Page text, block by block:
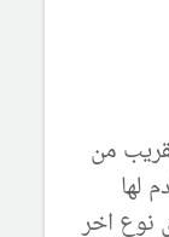
من
لها
نوع اخر